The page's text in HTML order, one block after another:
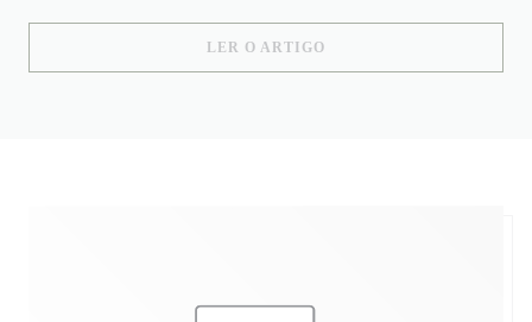
LER O ARTIGO((ABRE NUMA NOVA